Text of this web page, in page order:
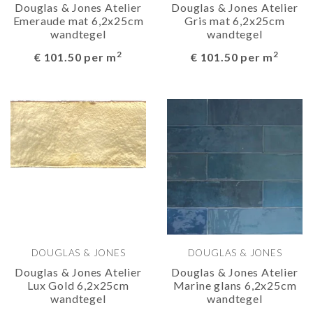
Douglas & Jones Atelier
Emeraude mat 6,2x25cm
wandtegel
€ 101.50 per m2
Douglas & Jones Atelier
Gris mat 6,2x25cm
wandtegel
€ 101.50 per m2
DOUGLAS & JONES
Douglas & Jones Atelier
Lux Gold 6,2x25cm
wandtegel
DOUGLAS & JONES
Douglas & Jones Atelier
Marine glans 6,2x25cm
wandtegel